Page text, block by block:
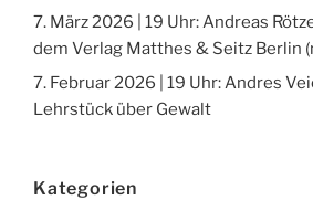
7. März 2026 | 19 Uhr: Andreas
dem Verlag Matthes & Seitz Berlin
7. Februar 2026 | 19 Uhr: Andres
Lehrstück über Gewalt
Kategorien